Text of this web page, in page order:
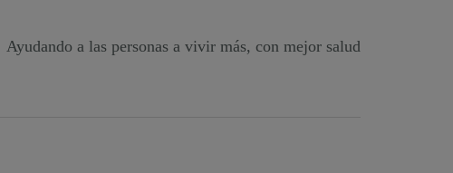
Ayudando a las personas a vivir más, con mejor salud